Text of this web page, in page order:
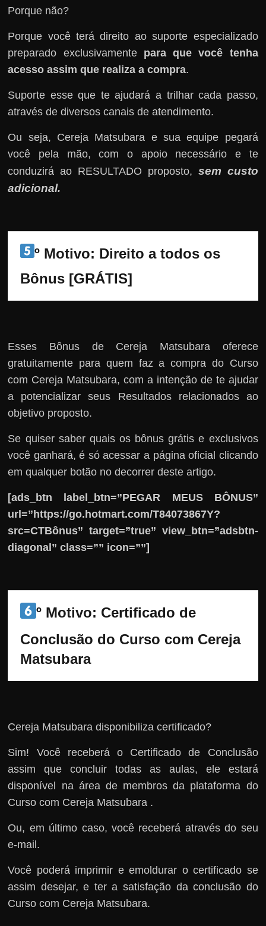
Porque não?
Porque você terá direito ao suporte especializado
preparado exclusivamente para que você tenha
acesso assim que realiza a compra.
Suporte esse que te ajudará a trilhar cada passo,
através de diversos canais de atendimento.
Ou seja, Cereja Matsubara e sua equipe pegará
você pela mão, com o apoio necessário e te
conduzirá ao RESULTADO proposto, sem custo
adicional.
º Motivo: Direito a todos os
Bônus [GRÁTIS]
Esses Bônus de Cereja Matsubara oferece
gratuitamente para quem faz a compra do Curso
com Cereja Matsubara, com a intenção de te ajudar
a potencializar seus Resultados relacionados ao
objetivo proposto.
Se quiser saber quais os bônus grátis e exclusivos
você ganhará, é só acessar a página oficial clicando
em qualquer botão no decorrer deste artigo.
[ads_btn label_btn=”PEGAR MEUS BÔNUS”
url=”https://go.hotmart.com/T84073867Y?
src=CTBônus” target=”true” view_btn=”adsbtn-
diagonal” class=”” icon=””]
º Motivo: Certificado de
Conclusão do Curso com Cereja
Matsubara
Cereja Matsubara disponibiliza certificado?
Sim! Você receberá o Certificado de Conclusão
assim que concluir todas as aulas, ele estará
disponível na área de membros da plataforma do
Curso com Cereja Matsubara .
Ou, em último caso, você receberá através do seu
e-mail.
Você poderá imprimir e emoldurar o certificado se
assim desejar, e ter a satisfação da conclusão do
Curso com Cereja Matsubara.